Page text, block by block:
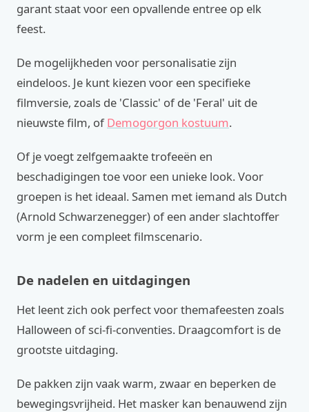
garant staat voor een opvallende entree op elk
feest.
De mogelijkheden voor personalisatie zijn
eindeloos. Je kunt kiezen voor een specifieke
filmversie, zoals de 'Classic' of de 'Feral' uit de
nieuwste film, ofDemogorgon kostuum.
Of je voegt zelfgemaakte trofeeën en
beschadigingen toe voor een unieke look. Voor
groepen is het ideaal. Samen met iemand als Dutch
(Arnold Schwarzenegger) of een ander slachtoffer
vorm je een compleet filmscenario.
De nadelen en uitdagingen
Het leent zich ook perfect voor themafeesten zoals
Halloween of sci-fi-conventies. Draagcomfort is de
grootste uitdaging.
De pakken zijn vaak warm, zwaar en beperken de
bewegingsvrijheid. Het masker kan benauwend zijn